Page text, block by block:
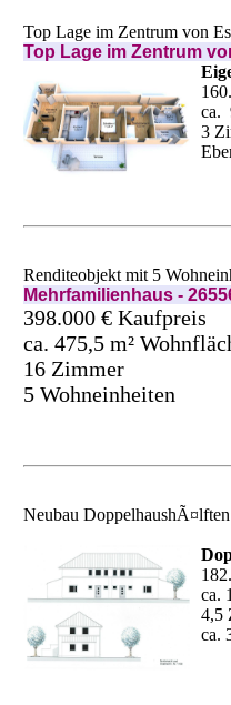
Top Lage im Zentrum von
Top Lage im Zentrum
ca.
3
Renditeobjekt mit 5
Mehrfamilienhaus -
398.000 € Kaufpreis
ca. 475,5 m²
16 Zimmer
5 Wohneinheiten
Neubau DoppelhaushÃ¤lften
ca.
4,5
ca.